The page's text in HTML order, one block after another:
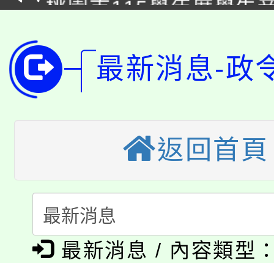
代理(課)教師甄選結果(
公告本校115學年度第
代理(課)教師甄選結果(
轉知中國文化大學推廣
《TA101》溝通分析基
程，歡迎學生輔導中心
心理、諮商輔導、社會
系所師生報名參加。
轉知苗栗縣政府辦理
縣市「校園短影音徵
門員」簡章及活動海報
踴躍報名參加。
桃園市115學年度學生
要點
「桃園市補助參觀特色
展演活動實施計畫」
115年度「教育部表揚
義教育推展貢獻獎」
公告本校115學年度第
最新消息-政
返回首頁
最新消息 / 內容類型